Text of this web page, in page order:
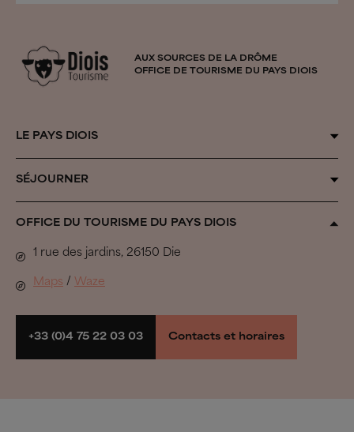
AUX SOURCES DE LA DRÔME
OFFICE DE TOURISME DU PAYS DIOIS
LE PAYS DIOIS
Qui sommes-nous ?
Au fil des saisons
Biovallée®
Pastoralisme
SÉJOURNER
Organiser son séjour
Tous les hébergements
Se défouler
Randonner et rouler
OFFICE DU TOURISME DU PAYS DIOIS
1 rue des jardins, 26150 Die
Maps / Waze
+33 (0)4 75 22 03 03 Contacts et horaires